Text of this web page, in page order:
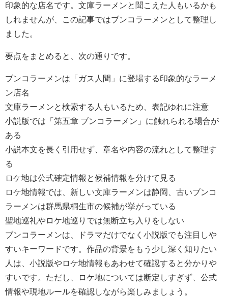
印象的な店名です。文庫ラーメンと聞こえた人もいるかも
しれませんが、この記事ではブンコラーメンとして整理し
ました。
要点をまとめると、次の通りです。
ブンコラーメンは「ガス人間」に登場する印象的なラーメ
ン店名
文庫ラーメンと検索する人もいるため、表記ゆれに注意
小説版では「第五章 ブンコラーメン」に触れられる場合が
ある
小説本文を長く引用せず、章名や内容の流れとして整理す
る
ロケ地は公式確定情報と候補情報を分けて見る
ロケ地情報では、新しい文庫ラーメンは静岡、古いブンコ
ラーメンは群馬県桐生市の候補が挙がっている
聖地巡礼やロケ地巡りでは無断立ち入りをしない
ブンコラーメンは、ドラマだけでなく小説版でも注目しや
すいキーワードです。作品の背景をもう少し深く知りたい
人は、小説版やロケ地情報もあわせて確認すると分かりや
すいです。ただし、ロケ地については断定しすぎず、公式
情報や現地ルールを確認しながら楽しみましょう。